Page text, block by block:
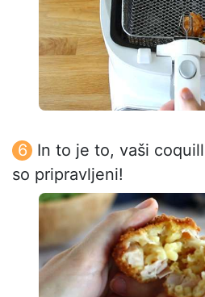
In to je to, vaši
so pripravljeni!